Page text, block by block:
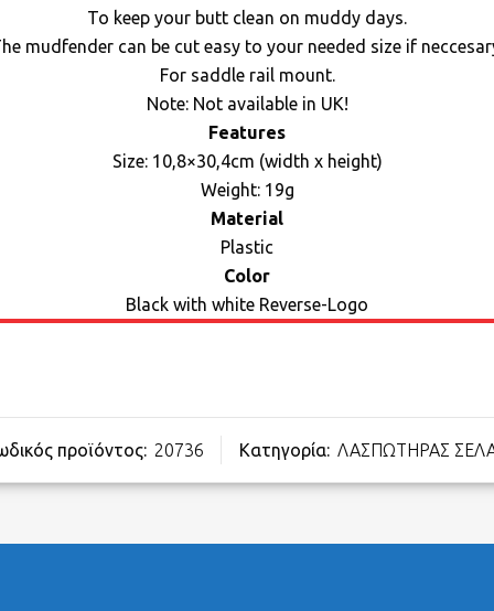
To keep your butt clean on muddy days.
mudfender can be cut easy to your needed size if
For saddle rail mount.
Note: Not available in UK!
Features
Size: 10,8×30,4cm (width x height)
Weight: 19g
Material
Plastic
Color
Black with white Reverse-Logo
προϊόντος: 20736 Κατηγορία: ΛΑΣΠΩΤΗΡΑΣ